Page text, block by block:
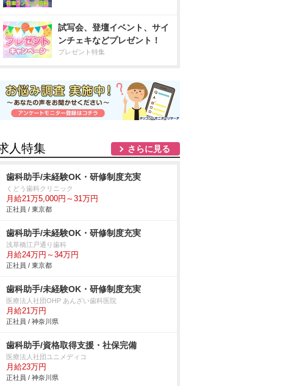
試写会、登壇イベント、サイ
ンチェキなどプレゼント！
プレゼント特集
人特集 さらに見る
歯科助手/未経験OK・研修制度充実
くどう歯科クリニック
月給21万5,000円～31万円
正社員 / 東京都
歯科助手/未経験OK・研修制度充実
浅草橋江戸通り歯科
月給24万円～34万円
正社員 / 東京都
歯科助手/未経験OK・研修制度充実
医療法人社団OHP あんざい歯科医院
月給21万円
正社員 / 神奈川県
歯科助手/資格取得支援・社保完備
医療法人社団ユニメディコ
月給23万円
正社員 / 神奈川県